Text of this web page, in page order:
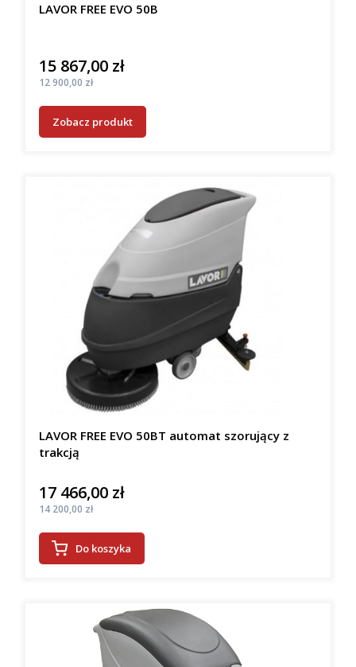
LAVOR FREE EVO 50B
Cena
15 867,00 zł
Cena
12 900,00 zł
Zobacz produkt
LAVOR FREE EVO 50BT automat szorujący z
trakcją
Cena
17 466,00 zł
Cena
14 200,00 zł
Do koszyka